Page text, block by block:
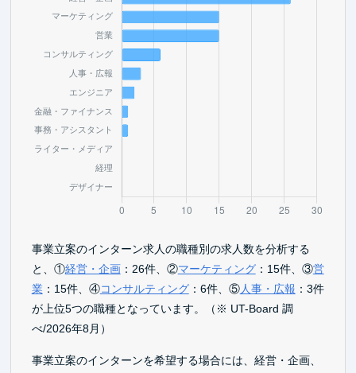
事業立案のインターン求人の職種別の求人数を分析する
と、①経営・企画：26件、②マーケティング：15件、③営
業：15件、④コンサルティング：6件、⑤人事・広報 ：3件
が上位5つの職種となっています。（※ UT-Board 調
べ/2026年8月）
事業立案のインターンを希望する場合には、経営・企画、